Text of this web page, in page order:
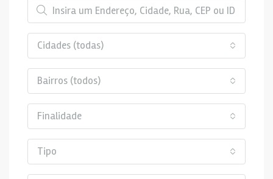
Cidades (todas)
Bairros (todos)
Finalidade
Tipo